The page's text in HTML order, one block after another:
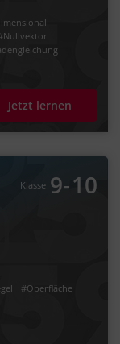
Jetzt lernen
Klasse 9‐10
#Oberfläche